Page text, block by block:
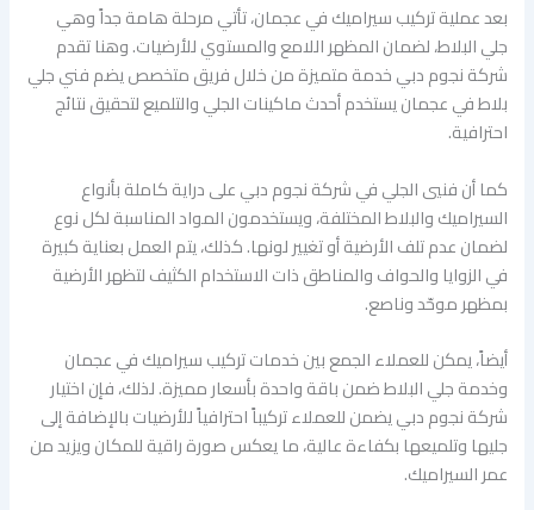
بعد عملية تركيب سيراميك في عجمان، تأتي مرحلة هامة جداً وهي
جلي البلاط، لضمان المظهر اللامع والمستوي للأرضيات. وهنا تقدم
شركة نجوم دبي خدمة متميزة من خلال فريق متخصص يضم فني جلي
بلاط في عجمان يستخدم أحدث ماكينات الجلي والتلميع لتحقيق نتائج
احترافية.
كما أن فنيي الجلي في شركة نجوم دبي على دراية كاملة بأنواع
السيراميك والبلاط المختلفة، ويستخدمون المواد المناسبة لكل نوع
لضمان عدم تلف الأرضية أو تغيير لونها. كذلك، يتم العمل بعناية كبيرة
في الزوايا والحواف والمناطق ذات الاستخدام الكثيف لتظهر الأرضية
بمظهر موحّد وناصع.
أيضاً، يمكن للعملاء الجمع بين خدمات تركيب سيراميك في عجمان
وخدمة جلي البلاط ضمن باقة واحدة بأسعار مميزة. لذلك، فإن اختيار
شركة نجوم دبي يضمن للعملاء تركيباً احترافياً للأرضيات بالإضافة إلى
جليها وتلميعها بكفاءة عالية، ما يعكس صورة راقية للمكان ويزيد من
عمر السيراميك.